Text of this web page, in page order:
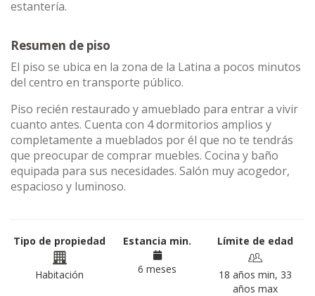
estantería.
Resumen de piso
El piso se ubica en la zona de la Latina a pocos minutos
del centro en transporte público.
Piso recién restaurado y amueblado para entrar a vivir
cuanto antes. Cuenta con 4 dormitorios amplios y
completamente a mueblados por él que no te tendrás
que preocupar de comprar muebles. Cocina y baño
equipada para sus necesidades. Salón muy acogedor,
espacioso y luminoso.
Tipo de propiedad
Habitación
Estancia min.
6 meses
Límite de edad
18 años min, 33
años max